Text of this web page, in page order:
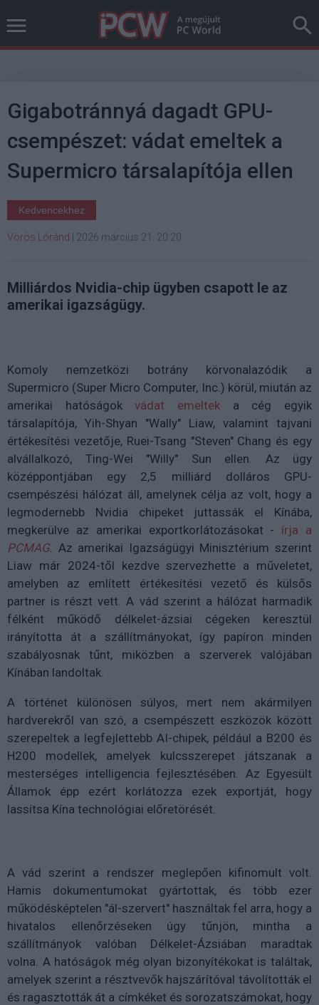
Gigabotránnyá dagadt GPU-
csempészet: vádat emeltek a
Supermicro társalapítója ellen
Kedvencekhez
Vörös Lóránd 2026 március 21. 20:20
Milliárdos Nvidia-chip ügyben csapott le az
amerikai igazságügy.
Komoly nemzetközi botrány körvonalazódik a
Supermicro (Super Micro Computer, Inc.) körül, miután az
amerikai hatóságokvádat emeltek a cég egyik
társalapítója, Yih-Shyan "Wally" Liaw, valamint tajvani
értékesítési vezetője, Ruei-Tsang "Steven" Chang és egy
alvállalkozó, Ting-Wei "Willy" Sun ellen. Az ügy
középpontjában egy 2,5 milliárd dolláros GPU-
csempészési hálózat áll, amelynek célja az volt, hogy a
legmodernebb Nvidia chipeket juttassák el Kínába,
megkerülve az amerikai exportkorlátozásokat - írja a
PCMAG. Az amerikai Igazságügyi Minisztérium szerint
Liaw már 2024-től kezdve szervezhette a műveletet,
amelyben az említett értékesítési vezető és külsős
partner is részt vett. A vád szerint a hálózat harmadik
félként működő délkelet-ázsiai cégeken keresztül
irányította át a szállítmányokat, így papíron minden
szabályosnak tűnt, miközben a szerverek valójában
Kínában landoltak.
A történet különösen súlyos, mert nem akármilyen
hardverekről van szó, a csempészett eszközök között
szerepeltek a legfejlettebb AI-chipek, például a B200 és
H200 modellek, amelyek kulcsszerepet játszanak a
mesterséges intelligencia fejlesztésében. Az Egyesült
Államok épp ezért korlátozza ezek exportját, hogy
lassítsa Kína technológiai előretörését.
A vád szerint a rendszer meglepően kifinomult volt.
Hamis dokumentumokat gyártottak, és több ezer
működésképtelen "ál-szervert" használtak fel arra, hogy a
hivatalos ellenőrzéseken úgy tűnjön, mintha a
szállítmányok valóban Délkelet-Ázsiában maradtak
volna. A hatóságok még olyan bizonyítékokat is találtak,
amelyek szerint a résztvevők hajszárítóval távolították el
és ragasztották át a címkéket és sorozatszámokat, hogy